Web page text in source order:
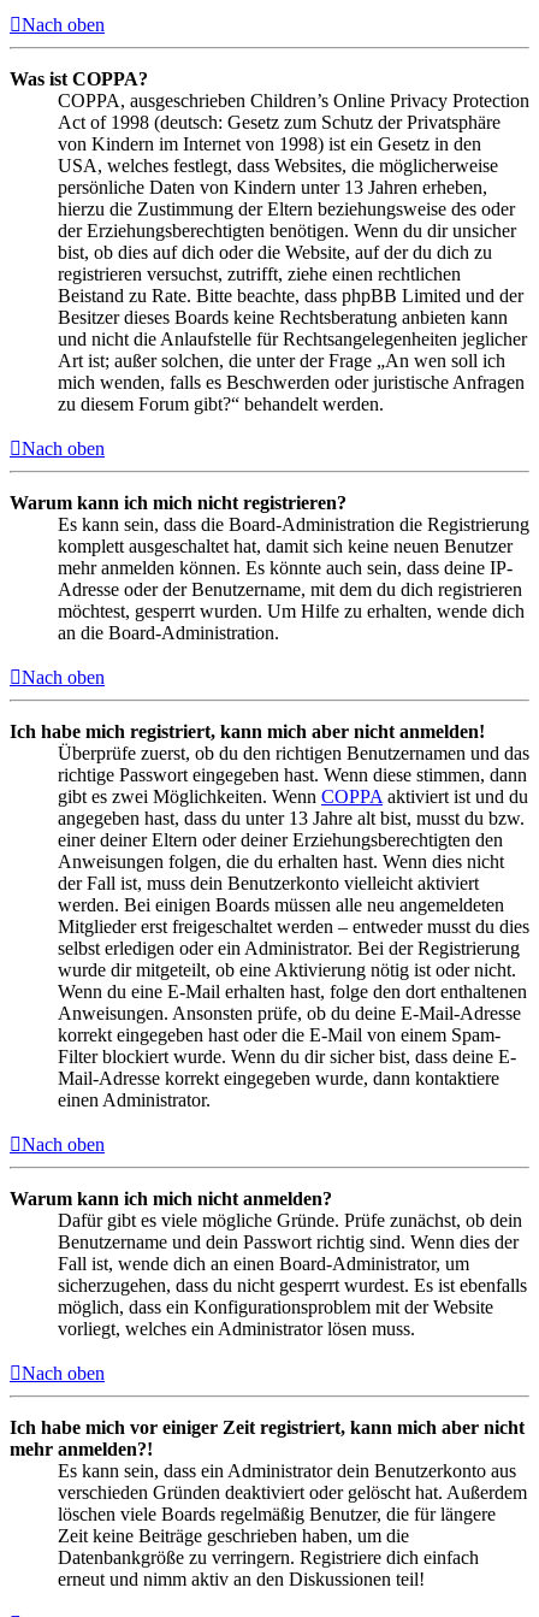
Nach oben
Was ist COPPA?
COPPA, ausgeschrieben Children’s Online Privacy Protection
Act of 1998 (deutsch: Gesetz zum Schutz der Privatsphäre
von Kindern im Internet von 1998) ist ein Gesetz in den
USA, welches festlegt, dass Websites, die möglicherweise
persönliche Daten von Kindern unter 13 Jahren erheben,
hierzu die Zustimmung der Eltern beziehungsweise des oder
der Erziehungsberechtigten benötigen. Wenn du dir unsicher
bist, ob dies auf dich oder die Website, auf der du dich zu
registrieren versuchst, zutrifft, ziehe einen rechtlichen
Beistand zu Rate. Bitte beachte, dass phpBB Limited und der
Besitzer dieses Boards keine Rechtsberatung anbieten kann
und nicht die Anlaufstelle für Rechtsangelegenheiten jeglicher
Art ist; außer solchen, die unter der Frage „An wen soll ich
mich wenden, falls es Beschwerden oder juristische Anfragen
zu diesem Forum gibt?“ behandelt werden.
Nach oben
Warum kann ich mich nicht registrieren?
Es kann sein, dass die Board-Administration die Registrierung
komplett ausgeschaltet hat, damit sich keine neuen Benutzer
mehr anmelden können. Es könnte auch sein, dass deine IP-
Adresse oder der Benutzername, mit dem du dich registrieren
möchtest, gesperrt wurden. Um Hilfe zu erhalten, wende dich
an die Board-Administration.
Nach oben
Ich habe mich registriert, kann mich aber nicht anmelden!
Überprüfe zuerst, ob du den richtigen Benutzernamen und das
richtige Passwort eingegeben hast. Wenn diese stimmen, dann
gibt es zwei Möglichkeiten. Wenn COPPA aktiviert ist und du
angegeben hast, dass du unter 13 Jahre alt bist, musst du bzw.
einer deiner Eltern oder deiner Erziehungsberechtigten den
Anweisungen folgen, die du erhalten hast. Wenn dies nicht
der Fall ist, muss dein Benutzerkonto vielleicht aktiviert
werden. Bei einigen Boards müssen alle neu angemeldeten
Mitglieder erst freigeschaltet werden – entweder musst du dies
selbst erledigen oder ein Administrator. Bei der Registrierung
wurde dir mitgeteilt, ob eine Aktivierung nötig ist oder nicht.
Wenn du eine E-Mail erhalten hast, folge den dort enthaltenen
Anweisungen. Ansonsten prüfe, ob du deine E-Mail-Adresse
korrekt eingegeben hast oder die E-Mail von einem Spam-
Filter blockiert wurde. Wenn du dir sicher bist, dass deine E-
Mail-Adresse korrekt eingegeben wurde, dann kontaktiere
einen Administrator.
Nach oben
Warum kann ich mich nicht anmelden?
Dafür gibt es viele mögliche Gründe. Prüfe zunächst, ob dein
Benutzername und dein Passwort richtig sind. Wenn dies der
Fall ist, wende dich an einen Board-Administrator, um
sicherzugehen, dass du nicht gesperrt wurdest. Es ist ebenfalls
möglich, dass ein Konfigurationsproblem mit der Website
vorliegt, welches ein Administrator lösen muss.
Nach oben
Ich habe mich vor einiger Zeit registriert, kann mich aber nicht
mehr anmelden?!
Es kann sein, dass ein Administrator dein Benutzerkonto aus
verschieden Gründen deaktiviert oder gelöscht hat. Außerdem
löschen viele Boards regelmäßig Benutzer, die für längere
Zeit keine Beiträge geschrieben haben, um die
Datenbankgröße zu verringern. Registriere dich einfach
erneut und nimm aktiv an den Diskussionen teil!